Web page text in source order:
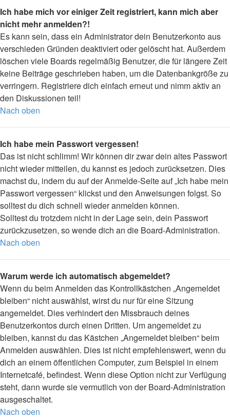
Ich habe mich vor einiger Zeit registriert, kann mich aber
nicht mehr anmelden?!
Es kann sein, dass ein Administrator dein Benutzerkonto aus
verschieden Gründen deaktiviert oder gelöscht hat. Außerdem
löschen viele Boards regelmäßig Benutzer, die für längere Zeit
keine Beiträge geschrieben haben, um die Datenbankgröße zu
verringern. Registriere dich einfach erneut und nimm aktiv an
den Diskussionen teil!
Nach oben
Ich habe mein Passwort vergessen!
Das ist nicht schlimm! Wir können dir zwar dein altes Passwort
nicht wieder mitteilen, du kannst es jedoch zurücksetzen. Dies
machst du, indem du auf der Anmelde-Seite auf „Ich habe mein
Passwort vergessen“ klickst und den Anweisungen folgst. So
solltest du dich schnell wieder anmelden können.
Solltest du trotzdem nicht in der Lage sein, dein Passwort
zurückzusetzen, so wende dich an die Board-Administration.
Nach oben
Warum werde ich automatisch abgemeldet?
Wenn du beim Anmelden das Kontrollkästchen „Angemeldet
bleiben“ nicht auswählst, wirst du nur für eine Sitzung
angemeldet. Dies verhindert den Missbrauch deines
Benutzerkontos durch einen Dritten. Um angemeldet zu
bleiben, kannst du das Kästchen „Angemeldet bleiben“ beim
Anmelden auswählen. Dies ist nicht empfehlenswert, wenn du
dich an einem öffentlichen Computer, zum Beispiel in einem
Internetcafé, befindest. Wenn diese Option nicht zur Verfügung
steht, dann wurde sie vermutlich von der Board-Administration
ausgeschaltet.
Nach oben